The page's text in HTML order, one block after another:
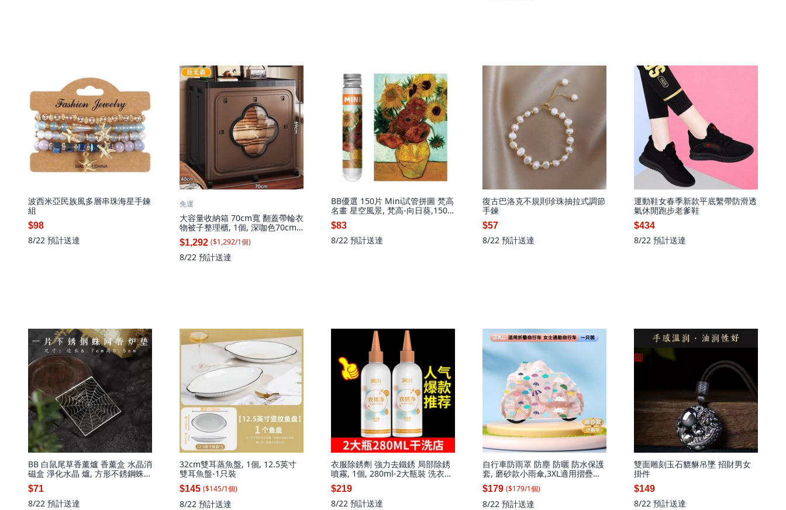
波西米亞民族風多層串珠海星手鍊
組
$98
8/22 預計送達
免運
大容量收納箱 70cm寬 翻蓋帶輪衣
物被子整理櫃, 1個, 深咖色70cm
面寬巨容可收納衣服被子贈, 深咖
色
$1,292 ($1,292/1個)
8/22 預計送達
BB優選 150片 Mini試管拼圖 梵高
名畫 星空風景, 梵高-向日葵,150
片試管拼圖 不含框, 1個
$83
8/22 預計送達
復古巴洛克不規則珍珠抽拉式調節
手鍊
$57
8/22 預計送達
運動鞋女春季新款平底繫帶防滑透
氣休閒跑步老爹鞋
$434
8/22 預計送達
BB 白鼠尾草香薰爐 香薰盒 水晶消
磁盒 淨化水晶 爐, 方形不銹鋼蛛網
盤香墊 長約6.7cm
$71
8/22 預計送達
32cm雙耳蒸魚盤, 1個, 12.5英寸
雙耳魚盤-1只裝
$145 ($145/1個)
8/22 預計送達
衣服除銹劑 強力去鐵銹 局部除銹
噴霧, 1個, 280ml-2大瓶裝 洗衣店
專用
$219
8/22 預計送達
自行車防雨罩 防塵 防曬 防水保護
套, 磨砂款小雨傘,3XL適用摺疊自
行車 女士自行車, 1個
$179 ($179/1個)
8/22 預計送達
雙面雕刻玉石貔貅吊墜 招財男女
掛件
$149
8/22 預計送達